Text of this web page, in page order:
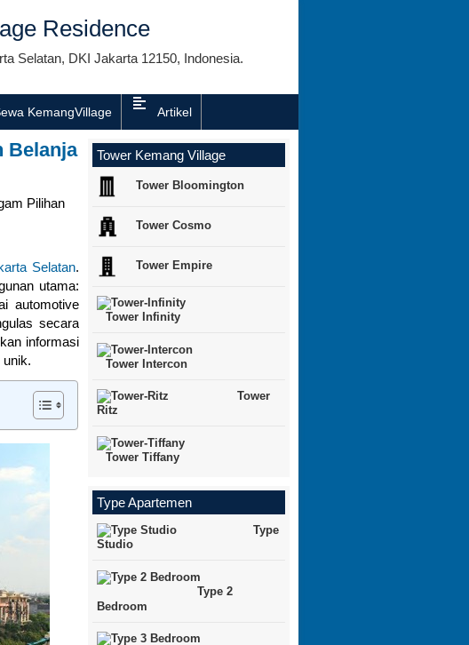
Residence
Selatan, DKI Jakarta 12150, Indonesia.
KemangVillage Artikel
Belanja
Pilihan
Selatan.
utama:
automotive
secara
informasi
unik.
Tower Kemang Village
Tower Bloomington
Tower Cosmo
Tower Empire
Tower Infinity
Tower Intercon
Tower
Ritz
Tower Tiffany
Type Apartemen
Type
Studio
Type 2
Bedroom